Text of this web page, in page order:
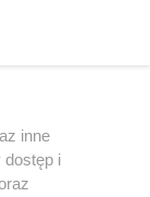
inne
dostęp i